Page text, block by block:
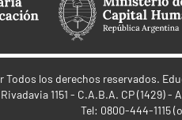
Todos los derechos reservados.
1151 - C.A.B.A. CP (1429) -
Tel: 0800-444-1115